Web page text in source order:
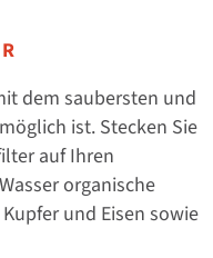
dem saubersten und
ist. Stecken Sie
auf Ihren
organische
und Eisen sowie